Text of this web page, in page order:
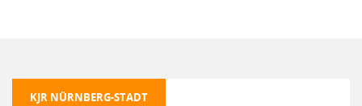
KJR NÜRNBERG-STADT